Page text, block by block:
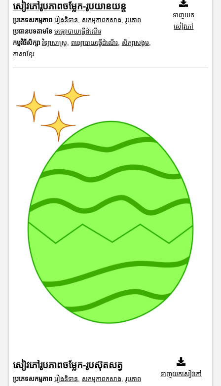
សៀវភៅរូបភាពចម្លែក-រូបយានយន្ត
ប្រភេទសកម្មភាព រឿងនិទាន សកម្មភាពកសាង រូបភាព
ប្រធានបទតាមខែ មធ្យោបាយធ្វើដំណើរ
កម្មវិធីសិក្សា វិទ្យាសាស្រ្ត ពធ្យោបាយធ្វើដំណើរ, សិក្សាសង្គម,
ភាសាខ្មែរ
ទាញយក
សៀវភៅ
សៀវភៅរូបភាពចម្លែក-រូបស៊ុតសត្វ
ប្រភេទសកម្មភាព រឿងនិទាន, សកម្មភាពកសាង, រូបភាព
ទាញយកសៀវភៅ